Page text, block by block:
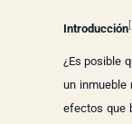
Introducción
¿Es posible
un inmueble
efectos que